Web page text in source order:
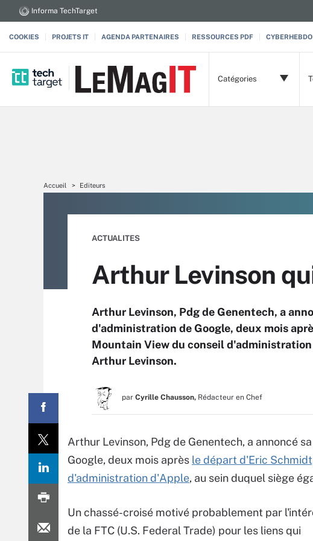
Informa TechTarget
COOKIES PROJETS IT AGENDA PARTENAIRES RESSOURCES PDF CYBERHEBDO
Catégories
Accueil Editeurs
ACTUALITES
Arthur Levinson
Arthur Levinson, Pdg de Genentech, a
d'administration de Google, deux mois
Mountain View du conseil
Arthur Levinson.
par Cyrille Chausson, Rédacteur en Chef
Arthur Levinson, Pdg de Genentech, a annoncé
Google, deux mois après le départ d'Eric
d'administration d'Apple, au sein duquel siège
Un chassé-croisé motivé probablement par
de la FTC (U.S. Federal Trade) pour les liens qui